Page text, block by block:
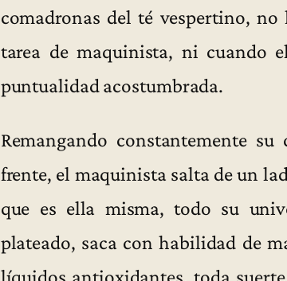
comadronas del té vespertino,
tarea de maquinista, ni cuando el
puntualidad acostumbrada.
Remangando constantemente
frente, el maquinista salta de un
que es ella misma, todo su
plateado, saca con habilidad de
líquidos antioxidantes, toda